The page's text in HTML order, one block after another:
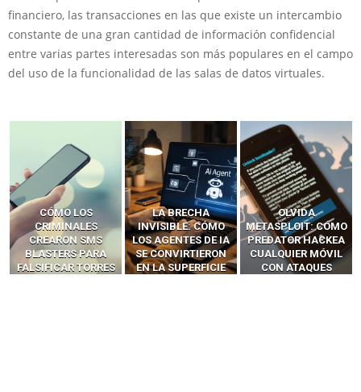
financiero, las transacciones en las que existe un intercambio
constante de una gran cantidad de información confidencial
entre varias partes interesadas son más populares en el campo
del uso de la funcionalidad de las salas de datos virtuales.
LA BRECHA
INVISIBLE: CÓMO
LOS AGENTES DE IA
SE CONVIRTIERON
EN LA SUPERFICIE
OLVIDA
METASPLOIT: CÓMO
PREDATOR HACKEA
CUALQUIER MÓVIL
CON ATAQUES
CÓMO LOS HACKERS
INTERCEPTAN OTPS
Y LLAMADAS
MÓVILES SIN
‘HACKEAR’ — EL